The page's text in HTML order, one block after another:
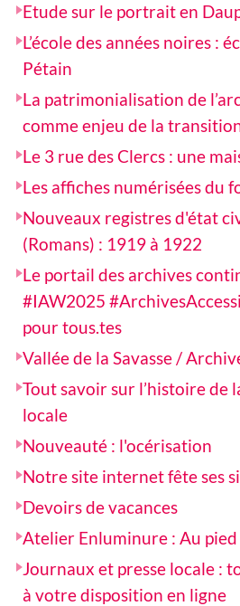
Etude sur le portrait en
L’école des années noires :
Pétain
La patrimonialisation de
comme enjeu de la
Le 3 rue des Clercs : une
Les affiches numérisées du
Nouveaux registres d'état
(Romans) : 1919 à 1922
Le portail des archives
#IAW2025
pour tous.tes
Vallée de la Savasse /
Tout savoir sur l’histoire de
locale
Nouveauté : l'océrisation
Notre site internet fête ses
Devoirs de vacances
Atelier Enluminure : Au
Journaux et presse locale :
à votre disposition en ligne